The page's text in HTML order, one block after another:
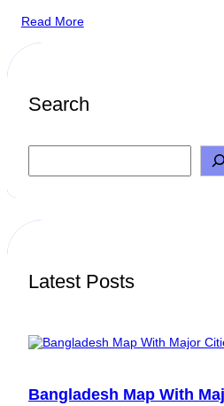
Read More
Search
S
a
h
Latest Posts
Bangladesh Map With